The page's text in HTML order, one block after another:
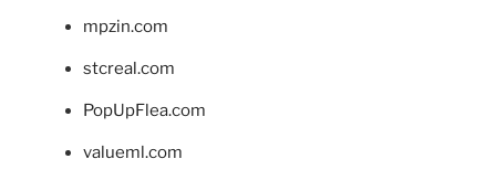
mpzin.com
stcreal.com
PopUpFlea.com
valueml.com